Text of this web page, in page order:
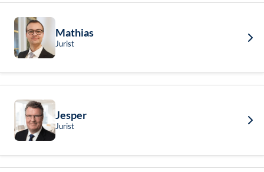
Mathias
Jurist
Jesper
Jurist